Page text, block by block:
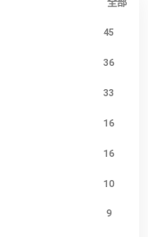
全部
45
36
33
16
16
10
9